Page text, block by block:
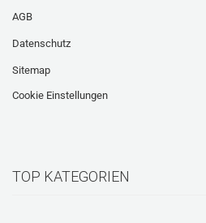
AGB
Datenschutz
Sitemap
Cookie Einstellungen
TOP KATEGORIEN